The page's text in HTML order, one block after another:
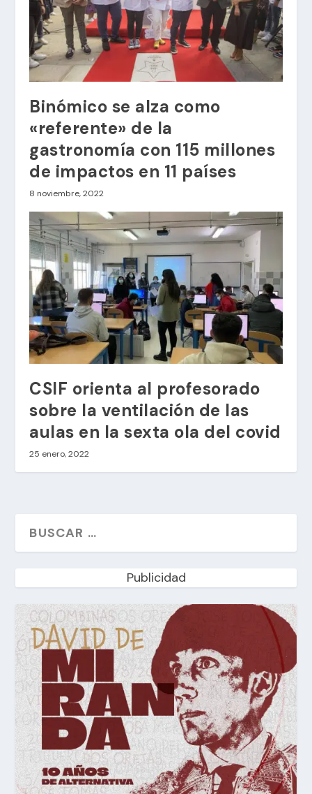
Binómico se alza como
«referente» de la
gastronomía con 115 millones
de impactos en 11 países
8 noviembre, 2022
CSIF orienta al profesorado
sobre la ventilación de las
aulas en la sexta ola del covid
25 enero, 2022
Publicidad